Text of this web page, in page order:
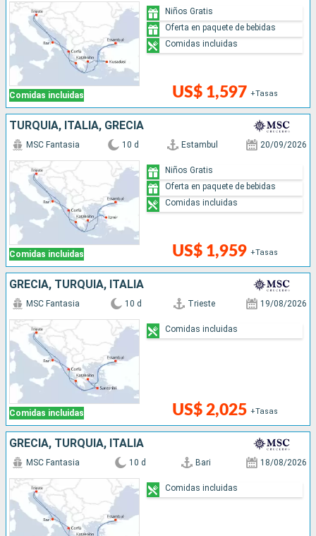
Comidas incluidas US$ 1,597 +Tasas
Niños Gratis
Oferta en paquete de bebidas
Comidas incluidas
TURQUÍA, ITALIA, GRECIA
Comidas incluidas
MSC Fantasia 10 d Estambul 20/09/2026
US$ 1,959 +Tasas
Niños Gratis
Oferta en paquete de bebidas
Comidas incluidas
GRECIA, TURQUÍA, ITALIA
Comidas incluidas
MSC Fantasia 10 d Trieste 19/08/2026
US$ 2,025 +Tasas
Comidas incluidas
GRECIA, TURQUÍA, ITALIA
MSC Fantasia 10 d Bari 18/08/2026
Comidas incluidas